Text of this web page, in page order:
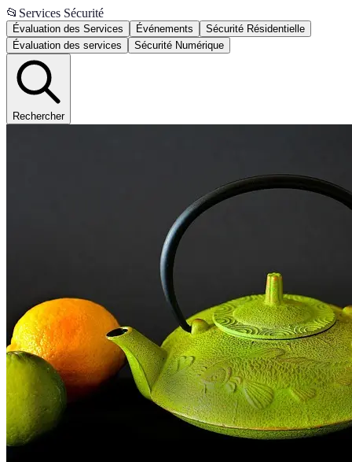
📂 Services Sécurité
Évaluation des Services Événements
Sécurité Résidentielle
Évaluation des services
Sécurité Numérique
Rechercher